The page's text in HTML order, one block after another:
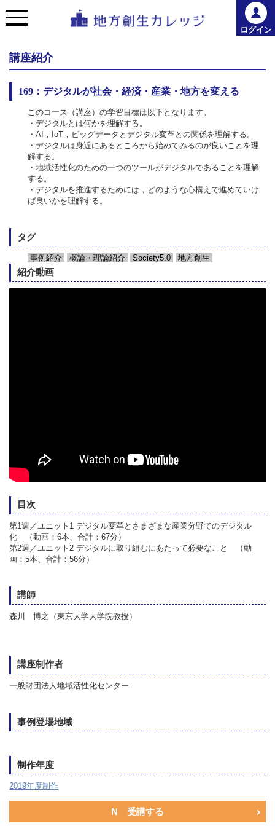
ログイン
講座紹介
169：デジタルが社会・経済・産業・地方を変える
このコース（講座）の学習目標は以下となります。
・デジタルとは何かを理解する。
・AI，IoT，ビッグデータとデジタル変革との関係を理解する。
・デジタルは身近にあるところから始めてみるのが良いことを理
解する。
・地域活性化のための一つのツールがデジタルであることを理解
する。
・デジタルを推進するためには，どのような心構えで進めていけ
ば良いかを理解する。
タグ
事例紹介 概論・理論紹介 Society5.0 地方創生
紹介動画
目次
第1週／ユニット1 デジタル変革とさまざまな産業分野でのデジタル
化 （動画：6本、合計：67分）
第2週／ユニット2 デジタルに取り組むにあたって必要なこと （動
画：5本、合計：56分）
講師
森川 博之（東京大学大学院教授）
講座制作者
一般財団法人地域活性化センター
事例登場地域
制作年度
2019年度制作
N 受講する